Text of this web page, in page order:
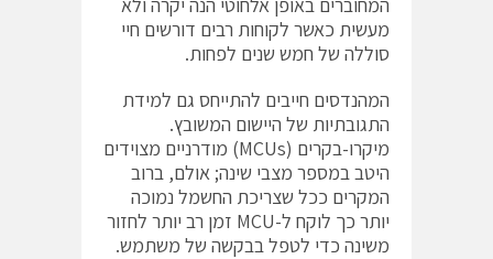
מעשית כאשר לקוחות רבים דורשים חיי
סוללה של חמש שנים לפחות.
המהנדסים חייבים להתייחס גם למידת
התגובתיות של היישום המשובץ.
מיקרו-בקרים (‎MCUs‎‏) מודרניים מצוידים
היטב במספר מצבי שינה; אולם, ברוב
המקרים ככל שצריכת החשמל נמוכה
יותר כך לוקח ל-‎MCU‎‏ זמן רב יותר לחזור
משינה כדי לטפל בבקשה של משתמש.